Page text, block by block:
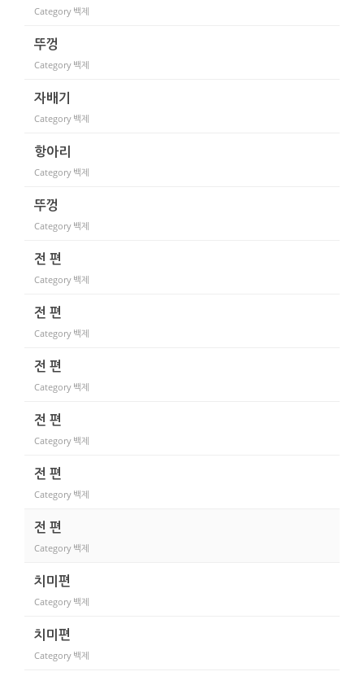
Category 백제
뚜껑
Category 백제
자배기
Category 백제
항아리
Category 백제
뚜껑
Category 백제
전 편
Category 백제
전 편
Category 백제
전 편
Category 백제
전 편
Category 백제
전 편
Category 백제
전 편
Category 백제
치미편
Category 백제
치미편
Category 백제